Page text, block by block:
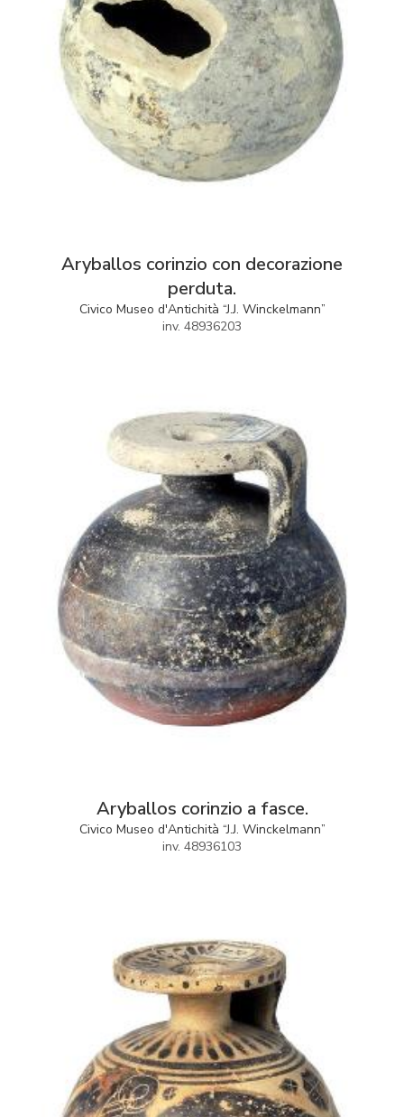
Aryballos corinzio con decorazione
perduta.
Civico Museo d'Antichità “J.J. Winckelmann”
inv. 48936203
Aryballos corinzio a fasce.
Civico Museo d'Antichità “J.J. Winckelmann”
inv. 48936103